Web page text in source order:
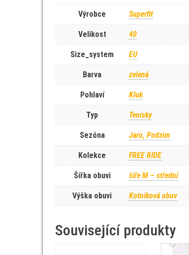
Výrobce Superfit
Velikost 40
Size_system EU
Barva zelená
Pohlaví Kluk
Typ Tenisky
Sezóna Jaro, Podzim
Kolekce FREE RIDE
Šířka obuvi šíře M – střední
Výška obuvi Kotníková obuv
Související produkty